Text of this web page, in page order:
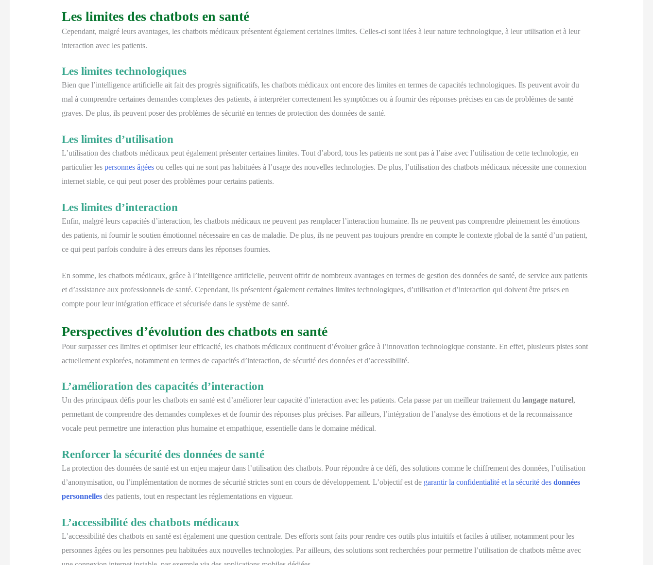
Les limites des chatbots en santé
Cependant, malgré leurs avantages, les chatbots médicaux présentent également certaines limites. Celles-ci sont liées à leur nature technologique, à leur utilisation et à leur
interaction avec les patients.
Les limites technologiques
Bien que l’intelligence artificielle ait fait des progrès significatifs, les chatbots médicaux ont encore des limites en termes de capacités technologiques. Ils peuvent avoir du
mal à comprendre certaines demandes complexes des patients, à interpréter correctement les symptômes ou à fournir des réponses précises en cas de problèmes de santé
graves. De plus, ils peuvent poser des problèmes de sécurité en termes de protection des données de santé.
Les limites d’utilisation
L’utilisation des chatbots médicaux peut également présenter certaines limites. Tout d’abord, tous les patients ne sont pas à l’aise avec l’utilisation de cette technologie, en
particulier les personnes âgéesou celles qui ne sont pas habituées à l’usage des nouvelles technologies. De plus, l’utilisation des chatbots médicaux nécessite une connexion
internet stable, ce qui peut poser des problèmes pour certains patients.
Les limites d’interaction
Enfin, malgré leurs capacités d’interaction, les chatbots médicaux ne peuvent pas remplacer l’interaction humaine. Ils ne peuvent pas comprendre pleinement les émotions
des patients, ni fournir le soutien émotionnel nécessaire en cas de maladie. De plus, ils ne peuvent pas toujours prendre en compte le contexte global de la santé d’un patient,
ce qui peut parfois conduire à des erreurs dans les réponses fournies.
En somme, les chatbots médicaux, grâce à l’intelligence artificielle, peuvent offrir de nombreux avantages en termes de gestion des données de santé, de service aux patients
et d’assistance aux professionnels de santé. Cependant, ils présentent également certaines limites technologiques, d’utilisation et d’interaction qui doivent être prises en
compte pour leur intégration efficace et sécurisée dans le système de santé.
Perspectives d’évolution des chatbots en santé
Pour surpasser ces limites et optimiser leur efficacité, les chatbots médicaux continuent d’évoluer grâce à l’innovation technologique constante. En effet, plusieurs pistes sont
actuellement explorées, notamment en termes de capacités d’interaction, de sécurité des données et d’accessibilité.
L’amélioration des capacités d’interaction
Un des principaux défis pour les chatbots en santé est d’améliorer leur capacité d’interaction avec les patients. Cela passe par un meilleur traitement du langage naturel,
permettant de comprendre des demandes complexes et de fournir des réponses plus précises. Par ailleurs, l’intégration de l’analyse des émotions et de la reconnaissance
vocale peut permettre une interaction plus humaine et empathique, essentielle dans le domaine médical.
Renforcer la sécurité des données de santé
La protection des données de santé est un enjeu majeur dans l’utilisation des chatbots. Pour répondre à ce défi, des solutions comme le chiffrement des données, l’utilisation
d’anonymisation, ou l’implémentation de normes de sécurité strictes sont en cours de développement. L’objectif est de garantir la confidentialité et la sécurité des données
personnellesdes patients, tout en respectant les réglementations en vigueur.
L’accessibilité des chatbots médicaux
L’accessibilité des chatbots en santé est également une question centrale. Des efforts sont faits pour rendre ces outils plus intuitifs et faciles à utiliser, notamment pour les
personnes âgées ou les personnes peu habituées aux nouvelles technologies. Par ailleurs, des solutions sont recherchées pour permettre l’utilisation de chatbots même avec